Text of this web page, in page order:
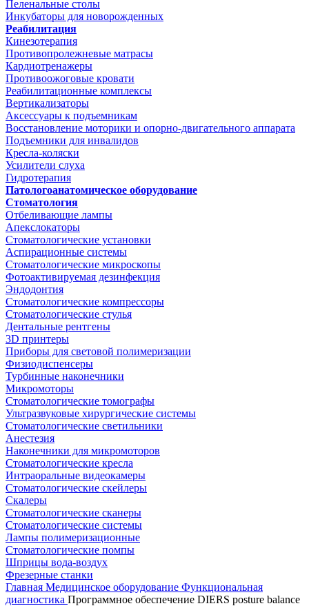
Пеленальные столы
Инкубаторы для новорожденных
Реабилитация
Кинезотерапия
Противопролежневые матрасы
Кардиотренажеры
Противоожоговые кровати
Реабилитационные комплексы
Вертикализаторы
Аксессуары к подъемникам
Восстановление моторики и опорно-двигательного аппарата
Подъемники для инвалидов
Кресла-коляски
Усилители слуха
Гидротерапия
Патологоанатомическое оборудование
Стоматология
Отбеливающие лампы
Апекслокаторы
Стоматологические установки
Аспирационные системы
Стоматологические микроскопы
Фотоактивируемая дезинфекция
Эндодонтия
Стоматологические компрессоры
Стоматологические стулья
Дентальные рентгены
3D принтеры
Приборы для световой полимеризации
Физиодиспенсеры
Турбинные наконечники
Микромоторы
Стоматологические томографы
Ультразвуковые хирургические системы
Стоматологические светильники
Анестезия
Наконечники для микромоторов
Стоматологические кресла
Интраоральные видеокамеры
Стоматологические скейлеры
Скалеры
Стоматологические сканеры
Стоматологические системы
Лампы полимеризационные
Стоматологические помпы
Шприцы вода-воздух
Фрезерные станки
Главная Медицинское оборудование Функциональная
диагностика Программное обеспечение DIERS posture balance